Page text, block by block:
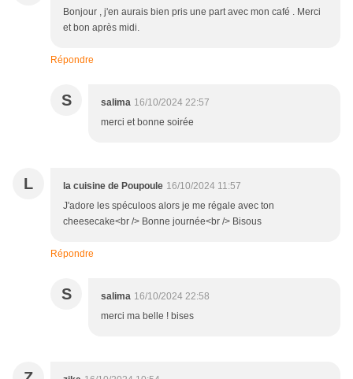
Bonjour , j'en aurais bien pris une part avec mon café . Merci
et bon après midi.
Répondre
S salima 16/10/2024 22:57
merci et bonne soirée
L la cuisine de Poupoule 16/10/2024 11:57
J'adore les spéculoos alors je me régale avec ton
cheesecake<br /> Bonne journée<br /> Bisous
Répondre
S salima 16/10/2024 22:58
merci ma belle ! bises